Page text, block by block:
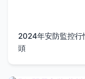
2024年安防監控行
頭